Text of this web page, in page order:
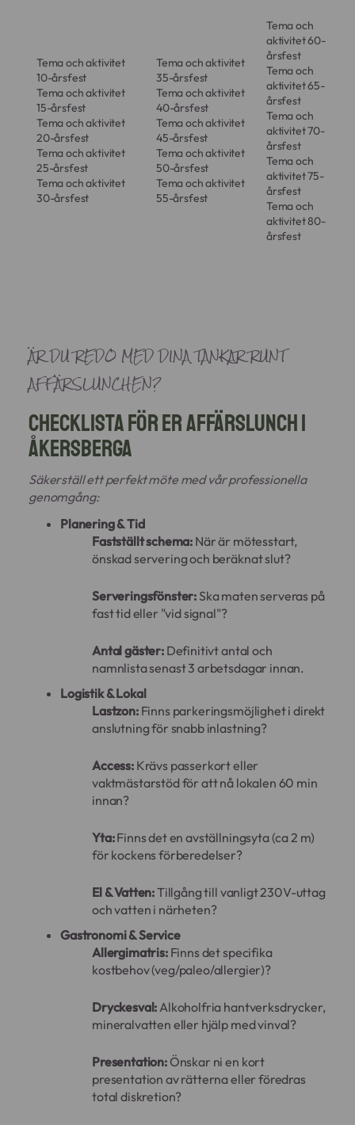
Tema och aktivitet
10-årsfest
Tema och aktivitet
15-årsfest
Tema och aktivitet
20-årsfest
Tema och aktivitet
25-årsfest
Tema och aktivitet
30-årsfest
Tema och aktivitet
35-årsfest
Tema och aktivitet
40-årsfest
Tema och aktivitet
45-årsfest
Tema och aktivitet
50-årsfest
Tema och aktivitet
55-årsfest
Tema och
aktivitet 60-
årsfest
Tema och
aktivitet 65-
årsfest
Tema och
aktivitet 70-
årsfest
Tema och
aktivitet 75-
årsfest
Tema och
aktivitet 80-
årsfest
ÄR DU REDO MED DINA TANKAR RUNT
AFFÄRSLUNCHEN?
Checklista för er affärslunch i
Åkersberga
Säkerställ ett perfekt möte med vår professionella
genomgång:
Planering & Tid
Fastställt schema: När är mötesstart,
önskad servering och beräknat slut?
Serveringsfönster: Ska maten serveras på
fast tid eller "vid signal"?
Antal gäster:Definitivt antal och
namnlista senast 3 arbetsdagar innan.
Logistik & Lokal
Lastzon:Finns parkeringsmöjlighet i direkt
anslutning för snabb inlastning?
Access:Krävs passerkort eller
vaktmästarstöd för att nå lokalen 60 min
innan?
Yta:Finns det en avställningsyta (ca 2 m)
för kockens förberedelser?
El & Vatten:Tillgång till vanligt 230V-uttag
och vatten i närheten?
Gastronomi & Service
Allergimatris:Finns det specifika
kostbehov (veg/paleo/allergier)?
Dryckesval: Alkoholfria hantverksdrycker,
mineralvatten eller hjälp med vinval?
Presentation:Önskar ni en kort
presentation av rätterna eller föredras
total diskretion?